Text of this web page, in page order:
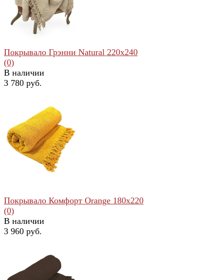
избранное сравнить
Покрывало Грэнни Natural 220x240
(0)
В наличии
3 780 руб.
Покрывало Комфорт Orange 180x220
(0)
В наличии
3 960 руб.